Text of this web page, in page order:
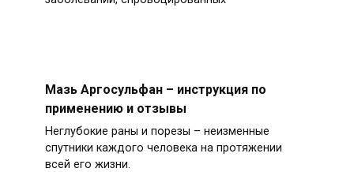
Мазь Аргосульфан – инструкция по
применению и отзывы
Неглубокие раны и порезы – неизменные
спутники каждого человека на протяжении
всей его жизни.